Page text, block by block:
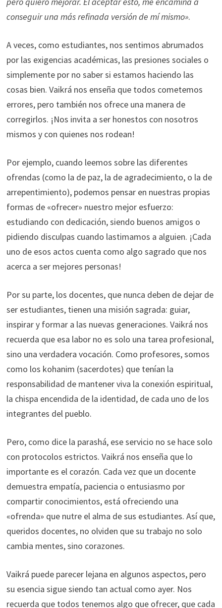
conseguir una más refinada versión de mí mismo».
A veces, como estudiantes, nos sentimos abrumados
por las exigencias académicas, las presiones sociales o
simplemente por no saber si estamos haciendo las
cosas bien. Vaikrá nos enseña que todos cometemos
errores, pero también nos ofrece una manera de
corregirlos. ¡Nos invita a ser honestos con nosotros
mismos y con quienes nos rodean!
Por ejemplo, cuando leemos sobre las diferentes
ofrendas (como la de paz, la de agradecimiento, o la de
arrepentimiento), podemos pensar en nuestras propias
formas de «ofrecer» nuestro mejor esfuerzo:
estudiando con dedicación, siendo buenos amigos o
pidiendo disculpas cuando lastimamos a alguien. ¡Cada
uno de esos actos cuenta como algo sagrado que nos
acerca a ser mejores personas!
Por su parte, los docentes, que nunca deben de dejar de
ser estudiantes, tienen una misión sagrada: guiar,
inspirar y formar a las nuevas generaciones. Vaikrá nos
recuerda que esa labor no es solo una tarea profesional,
sino una verdadera vocación. Como profesores, somos
como los kohanim (sacerdotes) que tenían la
responsabilidad de mantener viva la conexión espiritual,
la chispa encendida de la identidad, de cada uno de los
integrantes del pueblo.
Pero, como dice la parashá, ese servicio no se hace solo
con protocolos estrictos. Vaikrá nos enseña que lo
importante es el corazón. Cada vez que un docente
demuestra empatía, paciencia o entusiasmo por
compartir conocimientos, está ofreciendo una
«ofrenda» que nutre el alma de sus estudiantes. Así que,
queridos docentes, no olviden que su trabajo no solo
cambia mentes, sino corazones.
Vaikrá puede parecer lejana en algunos aspectos, pero
su esencia sigue siendo tan actual como ayer. Nos
recuerda que todos tenemos algo que ofrecer, que cada